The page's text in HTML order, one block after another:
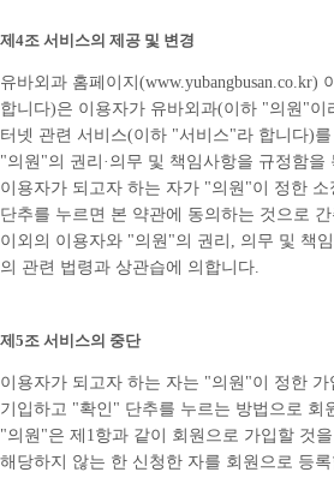
제4조 서비스의 제공 및 변경
유바외과 홈페이지
합니다)은 이용자가 유바외과(이하 "의원"이
터넷 관련 서비스(이하 "서비스"라 합니다)
"의원"의 권리·의무 및 책임사항을 규정함을
이용자가 되고자 하는 자가 "의원"이 정한
단추를 누르면 본 약관에 동의하는 것으로
이외의 이용자와 "의원"의 권리, 의무 및 책
의 관련 법령과 상관습에 의합니다.
제5조 서비스의 중단
이용자가 되고자 하는 자는 "의원"이 정한
기입하고 "확인" 단추를 누르는 방법으로 회
"의원"은 제1항과 같이 회원으로 가입할 것
해당하지 않는 한 신청한 자를 회원으로 등